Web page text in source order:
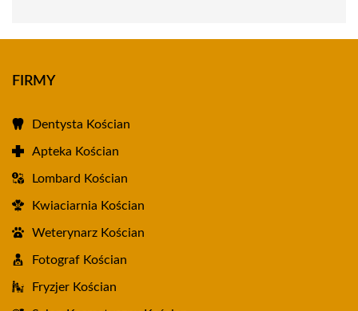
FIRMY
Dentysta Kościan
Apteka Kościan
Lombard Kościan
Kwiaciarnia Kościan
Weterynarz Kościan
Fotograf Kościan
Fryzjer Kościan